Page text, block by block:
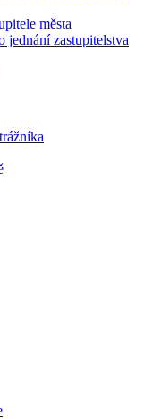
města
jednání zastupitelstva